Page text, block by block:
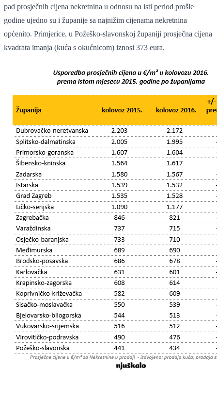
pad prosječnih cijena nekretnina u odnosu na isti period prošle
godine ujedno su i županije sa najnižim cijenama nekretnina
općenito. Primjerice, u Požeško-slavonskoj županiji prosječna cijena
kvadrata imanja (kuća s okućnicom) iznosi 373 eura.